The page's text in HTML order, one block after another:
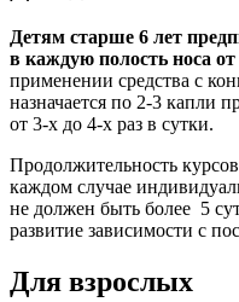
Детям старше 6 лет
в каждую полость носа от
применении средства с
назначается по 2-3 капли
от 3-х до 4-х раз в сутки.
Продолжительность
каждом случае
не должен быть более 5
развитие зависимости с
Для взрослых